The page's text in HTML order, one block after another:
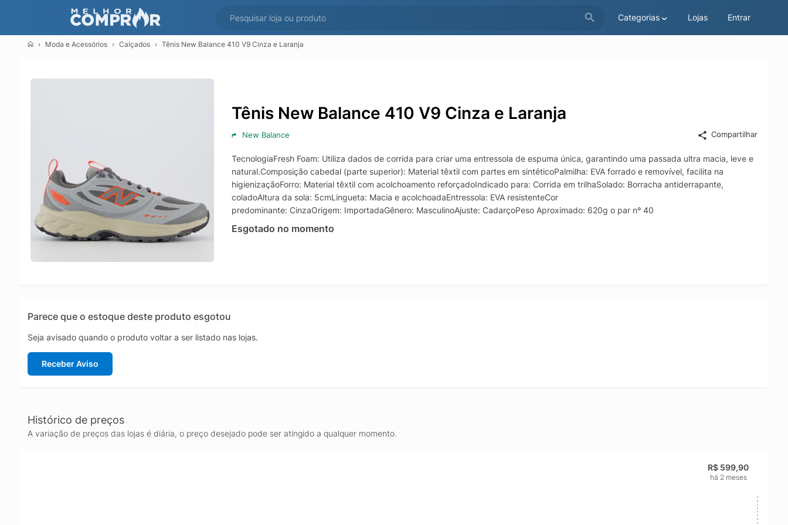
Categorias Lojas Entrar
Moda e Acessórios Calçados Tênis New Balance 410 V9 Cinza e Laranja
Tênis New Balance 410 V9 Cinza e Laranja
New Balance Compartilhar
TecnologiaFresh Foam: Utiliza dados de corrida para criar uma entressola de espuma única, garantindo uma passada ultra macia, leve e
natural.Composição cabedal (parte superior): Material têxtil com partes em sintéticoPalmilha: EVA forrado e removível, facilita na
higienizaçãoForro: Material têxtil com acolchoamento reforçadoIndicado para: Corrida em trilhaSolado: Borracha antiderrapante,
coladoAltura da sola: 5cmLingueta: Macia e acolchoadaEntressola: EVA resistenteCor
predominante: CinzaOrigem: ImportadaGênero: MasculinoAjuste: CadarçoPeso Aproximado: 620g o par nº 40
Esgotado no momento
Parece que o estoque deste produto esgotou
Seja avisado quando o produto voltar a ser listado nas lojas.
Receber Aviso
Histórico de preços
A variação de preços das lojas é diária, o preço desejado pode ser atingido a qualquer momento.
R$ 599,90
há 2 meses